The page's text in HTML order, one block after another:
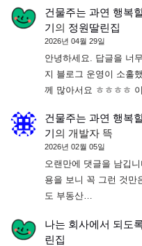
건물주는 과연 행복
기의 정원딸린집
2026년 04월 29일
안녕하세요. 답글을 너
지 블로그 운영이 소홀
께 많아서요 ㅎㅎㅎㅎ
건물주는 과연 행복
기의 개발자 뜩
2026년 02월 05일
오랜만에 댓글을 남깁
용을 보니 꼭 그런 것만
도 부동산…
나는 회사에서 되도
린집